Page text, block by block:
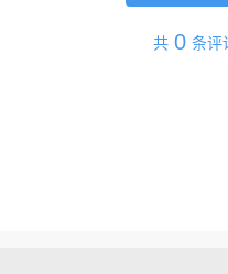
共 0 条评